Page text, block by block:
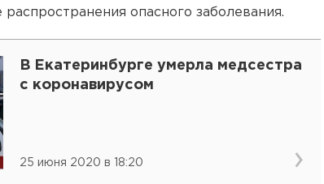
опасного заболевания.
В Екатеринбурге умерла медсестра
с коронавирусом
25 июня 2020 в 18:20